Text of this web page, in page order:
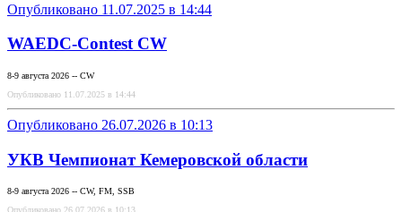
Опубликовано 11.07.2025 в 14:44
WAEDC-Contest CW
8-9 августа 2026 -- CW
Опубликовано 11.07.2025 в 14:44
Опубликовано 26.07.2026 в 10:13
УКВ Чемпионат Кемеровской области
8-9 августа 2026 -- CW, FM, SSB